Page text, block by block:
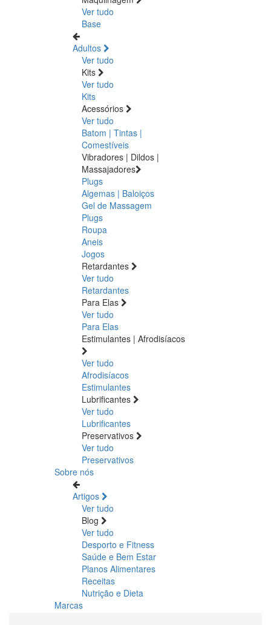
Ver tudo
Base
Adultos
Ver tudo
Kits
Ver tudo
Kits
Acessórios
Ver tudo
Batom | Tintas |
Comestíveis
Vibradores | Dildos |
Massajadores
Plugs
Algemas | Baloiços
Gel de Massagem
Plugs
Roupa
Aneis
Jogos
Retardantes
Ver tudo
Retardantes
Para Elas
Ver tudo
Para Elas
Estimulantes | Afrodisíacos
Ver tudo
Afrodisíacos
Estimulantes
Lubrificantes
Ver tudo
Lubrificantes
Preservativos
Ver tudo
Preservativos
Sobre nós
Artigos
Ver tudo
Blog
Ver tudo
Desporto e Fitness
Saúde e Bem Estar
Planos Alimentares
Receitas
Nutrição e Dieta
Marcas